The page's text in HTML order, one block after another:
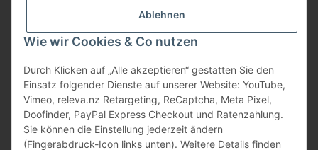
Ablehnen
Wie wir Cookies & Co nutzen
Durch Klicken auf „Alle akzeptieren“ gestatten Sie den
Einsatz folgender Dienste auf unserer Website: YouTube,
Vimeo, releva.nz Retargeting, ReCaptcha, Meta Pixel,
Doofinder, PayPal Express Checkout und Ratenzahlung.
Sie können die Einstellung jederzeit ändern
(Fingerabdruck-Icon links unten). Weitere Details finden